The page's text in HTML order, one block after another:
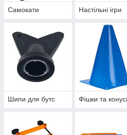
Самокати Настільні ігри
Шипи для бутс Фішки та